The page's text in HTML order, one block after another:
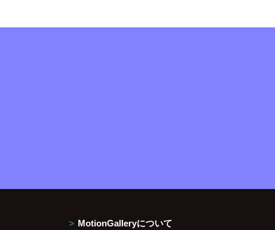
MotionGalleryについて